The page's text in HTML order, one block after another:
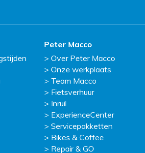
Peter Macco
Over Peter Macco
Onze werkplaats
Team Macco
Fietsverhuur
Inruil
ExperienceCenter
Servicepakketten
Bikes & Coffee
Repair & GO